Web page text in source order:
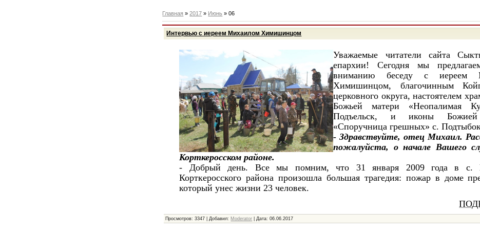
Главная »2017 » Июнь » 06
Интервью с иереем Михаилом Химишинцом
Уважаемые читатели сайта
епархии! Сегодня мы
вниманию беседу с иереем
Химишинцом, благочинным
церковного округа, настоятелем
Божьей матери «Неопалимая
Подъельск, и иконы
«Споручница грешных» с.
- Здравствуйте, отец Михаил.
пожалуйста, о начале Вашего
Корткеросском районе.
- Добрый день. Все мы помним, что 31 января 2009 года в с.
Корткеросского района произошла большая трагедия: пожар в доме
который унес жизни 23 человек.
Просмотров: 3347 Добавил: Moderator Дата: 06.06.2017